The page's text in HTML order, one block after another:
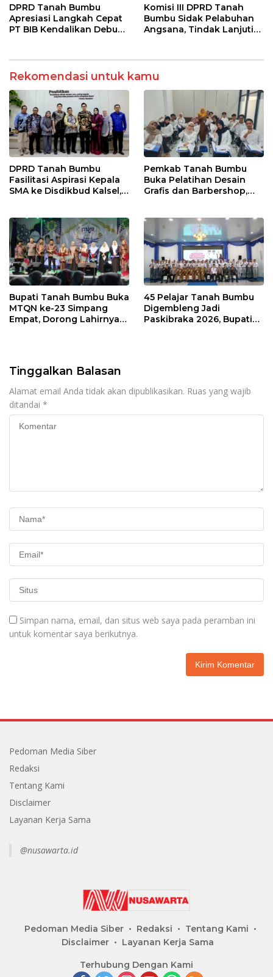
di Rumah Singgah
Kantor Desa Sumberpasir
DPRD Tanah Bumbu
Apresiasi Langkah Cepat
PT BIB Kendalikan Debu
Komisi III DPRD Tanah
Bumbu Sidak Pelabuhan
Angsana, Tindak Lanjuti
Rekomendasi untuk kamu
DPRD Tanah Bumbu
Fasilitasi Aspirasi Kepala
SMA ke Disdikbud Kalsel,
Pemkab Tanah Bumbu
Buka Pelatihan Desain
Grafis dan Barbershop,
Bupati Tanah Bumbu Buka
MTQN ke-23 Simpang
Empat, Dorong Lahirnya
45 Pelajar Tanah Bumbu
Digembleng Jadi
Paskibraka 2026, Bupati
Tinggalkan Balasan
Alamat email Anda tidak akan dipublikasikan. Ruas yang wajib
ditandai *
Simpan nama, email, dan situs web saya pada peramban ini
untuk komentar saya berikutnya.
Pedoman Media Siber
Redaksi
Tentang Kami
Disclaimer
Layanan Kerja Sama
@nusawarta.id
Pedoman Media Siber Redaksi
Tentang Kami
Disclaimer
Layanan Kerja Sama
Terhubung Dengan Kami